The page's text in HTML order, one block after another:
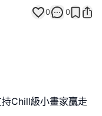
0 0
Chill級小畫家贏走